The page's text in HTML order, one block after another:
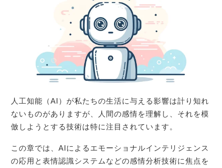
人工知能（AI）が私たちの生活に与える影響は計り知れ
ないものがありますが、人間の感情を理解し、それを模
倣しようとする技術は特に注目されています。
この章では、AIによるエモーショナルインテリジェンス
の応用と表情認識システムなどの感情分析技術に焦点を